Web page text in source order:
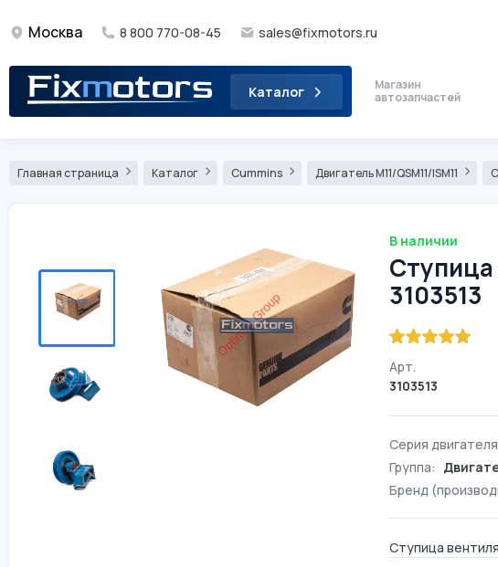
Москва 8 800 770-08-45 sales@fixmotors.ru
Каталог
Магазин
автозапчастей
Главная страница Каталог Cummins Двигатель М11/QSM11/ISM11
В наличии
Ступица
3103513
Арт.
3103513
Серия
Группа:
Бренд
Ступица